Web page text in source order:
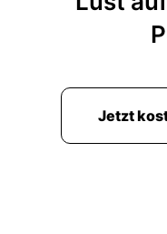
Jetzt